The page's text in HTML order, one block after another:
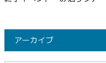
アーカイブ